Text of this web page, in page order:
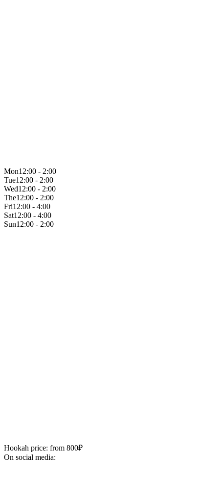
Mon12:00 - 2:00
Tue12:00 - 2:00
Wed12:00 - 2:00
The12:00 - 2:00
Fri12:00 - 4:00
Sat12:00 - 4:00
Sun12:00 - 2:00
Hookah price: from 800₽
On social media: